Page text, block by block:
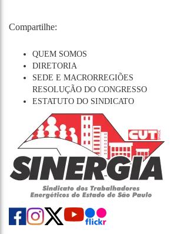
Compartilhe:
QUEM SOMOS
DIRETORIA
SEDE E MACRORREGIÕES
RESOLUÇÃO DO CONGRESSO
ESTATUTO DO SINDICATO